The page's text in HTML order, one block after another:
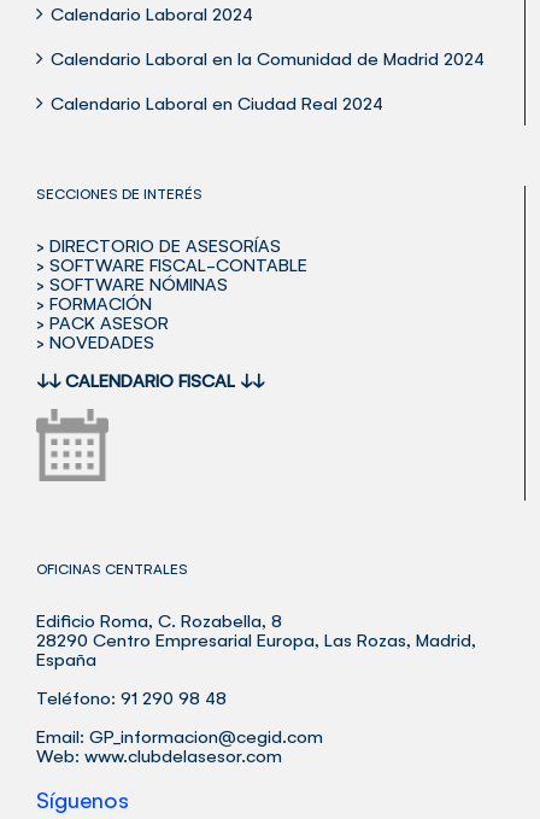
Calendario Laboral 2024
Calendario Laboral en la Comunidad de Madrid 2024
Calendario Laboral en Ciudad Real 2024
SECCIONES DE INTERÉS
> DIRECTORIO DE ASESORÍAS
> SOFTWARE FISCAL-CONTABLE
> SOFTWARE NÓMINAS
> FORMACIÓN
> PACK ASESOR
> NOVEDADES
↓↓ CALENDARIO FISCAL ↓↓
OFICINAS CENTRALES
Edificio Roma, C. Rozabella, 8
28290 Centro Empresarial Europa, Las Rozas, Madrid,
España
Teléfono: 91 290 98 48
Email: GP_informacion@cegid.com
Web: www.clubdelasesor.com
Síguenos